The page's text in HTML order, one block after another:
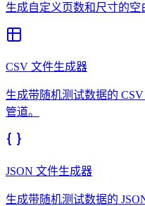
生成自定义页数和尺寸的空
CSV 文件生成器
生成带随机测试数据的
管道。
JSON 文件生成器
生成带随机测试数据的